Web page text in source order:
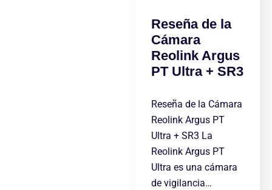
Reseña de la
Cámara
Reolink Argus
PT Ultra + SR3
Reseña de la Cámara
Reolink Argus PT
Ultra + SR3 La
Reolink Argus PT
Ultra es una cámara
de vigilancia…